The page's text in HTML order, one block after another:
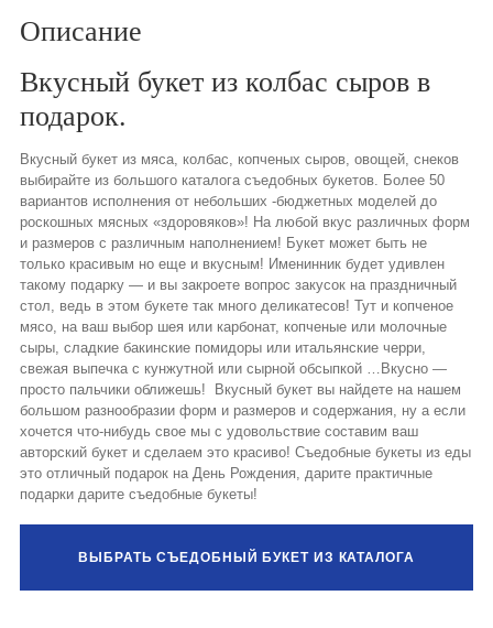
Описание
Вкусный букет из колбас сыров в
подарок.
Вкусный букет из мяса, колбас, копченых сыров, овощей, снеков
выбирайте из большого каталога съедобных букетов. Более 50
вариантов исполнения от небольших -бюджетных моделей до
роскошных мясных «здоровяков»! На любой вкус различных форм
и размеров с различным наполнением! Букет может быть не
только красивым но еще и вкусным! Именинник будет удивлен
такому подарку — и вы закроете вопрос закусок на праздничный
стол, ведь в этом букете так много деликатесов! Тут и копченое
мясо, на ваш выбор шея или карбонат, копченые или молочные
сыры, сладкие бакинские помидоры или итальянские черри,
свежая выпечка с кунжутной или сырной обсыпкой …Вкусно —
просто пальчики оближешь! Вкусный букет вы найдете на нашем
большом разнообразии форм и размеров и содержания, ну а если
хочется что-нибудь свое мы с удовольствие составим ваш
авторский букет и сделаем это красиво! Съедобные букеты из еды
это отличный подарок на День Рождения, дарите практичные
подарки дарите съедобные букеты!
ВЫБРАТЬ СЪЕДОБНЫЙ БУКЕТ ИЗ КАТАЛОГА